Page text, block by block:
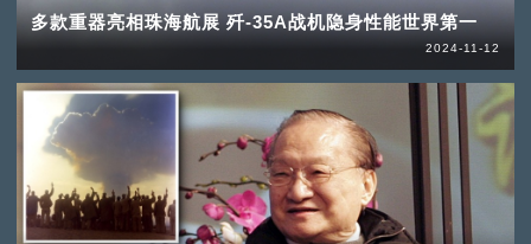
多款重器亮相珠海航展 歼-35A战机隐身性能世界第一
2024-11-12